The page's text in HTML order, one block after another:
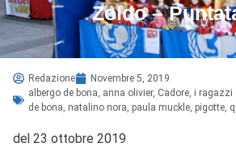
Zoldo –
Redazione
Novembre 5, 2019
albergo de bona anna olivier, Cadore i ragazzi
de bona natalino nora paula muckle pigotte
del 23 ottobre 2019